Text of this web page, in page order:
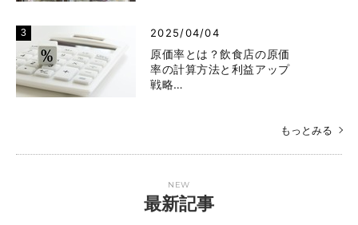
2025/04/04
原価率とは？飲食店の原価
率の計算方法と利益アップ
戦略…
もっとみる
NEW
最新記事